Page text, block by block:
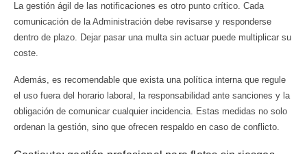
La gestión ágil de las notificaciones es otro punto crítico. Cada
comunicación de la Administración debe revisarse y responderse
dentro de plazo. Dejar pasar una multa sin actuar puede multiplicar su
coste.
Además, es recomendable que exista una política interna que regule
el uso fuera del horario laboral, la responsabilidad ante sanciones y la
obligación de comunicar cualquier incidencia. Estas medidas no solo
ordenan la gestión, sino que ofrecen respaldo en caso de conflicto.